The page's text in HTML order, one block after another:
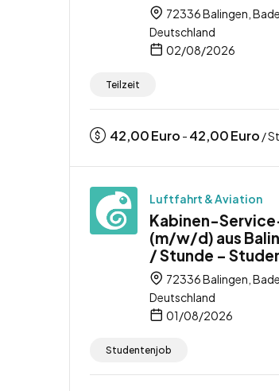
72336 Balingen,
Deutschland
02/08/2026
Teilzeit
42,00Euro - 42,00Euro /
Luftfahrt & Aviation
Kabinen-
(m/w/d) aus
/ Stunde –
72336 Balingen,
Deutschland
01/08/2026
Studentenjob